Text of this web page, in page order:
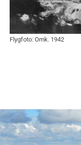
Flygfoto: Omk. 1942